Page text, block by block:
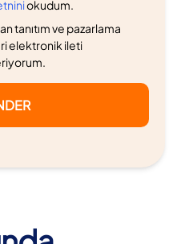
okudum.
tanıtım ve pazarlama
elektronik ileti